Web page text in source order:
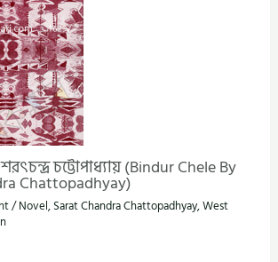
চট্টোপাধ্যায় (Bindur Chele By
Chattopadhyay)
/Novel, Sarat Chandra Chattopadhyay,West